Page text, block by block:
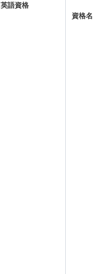
英語資格
資格名